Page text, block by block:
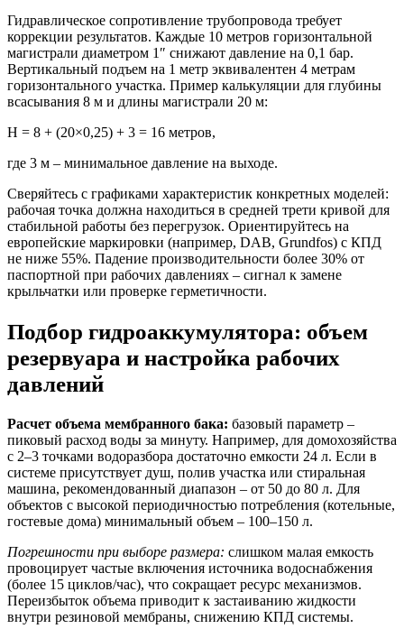
Гидравлическое сопротивление трубопровода требует
коррекции результатов. Каждые 10 метров горизонтальной
магистрали диаметром 1″ снижают давление на 0,1 бар.
Вертикальный подъем на 1 метр эквивалентен 4 метрам
горизонтального участка. Пример калькуляции для глубины
всасывания 8 м и длины магистрали 20 м:
H = 8 + (20×0,25) + 3 = 16 метров,
где 3 м – минимальное давление на выходе.
Сверяйтесь с графиками характеристик конкретных моделей:
рабочая точка должна находиться в средней трети кривой для
стабильной работы без перегрузок. Ориентируйтесь на
европейские маркировки (например, DAB, Grundfos) с КПД
не ниже 55%. Падение производительности более 30% от
паспортной при рабочих давлениях – сигнал к замене
крыльчатки или проверке герметичности.
Подбор гидроаккумулятора: объем
резервуара и настройка рабочих
давлений
Расчет объема мембранного бака: базовый параметр –
пиковый расход воды за минуту. Например, для домохозяйства
с 2–3 точками водоразбора достаточно емкости 24 л. Если в
системе присутствует душ, полив участка или стиральная
машина, рекомендованный диапазон – от 50 до 80 л. Для
объектов с высокой периодичностью потребления (котельные,
гостевые дома) минимальный объем – 100–150 л.
Погрешности при выборе размера: слишком малая емкость
провоцирует частые включения источника водоснабжения
(более 15 циклов/час), что сокращает ресурс механизмов.
Переизбыток объема приводит к застаиванию жидкости
внутри резиновой мембраны, снижению КПД системы.